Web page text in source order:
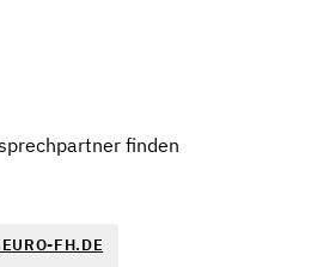
finden
FH.DE